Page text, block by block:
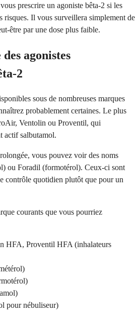
prescrire un agoniste bêta-2 si les
risques. Il vous surveillera simplement de
être par une dose plus faible.
agonistes
2
sous de nombreuses marques
probablement certaines. Le plus
Ventolin ou Proventil, qui
actif salbutamol.
vous pouvez voir des noms
ou Foradil (formotérol). Ceux-ci sont
contrôle quotidien plutôt que pour un
courants que vous pourriez
HFA, Proventil HFA (inhalateurs
pour nébuliseur)